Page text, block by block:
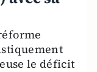
le déficit